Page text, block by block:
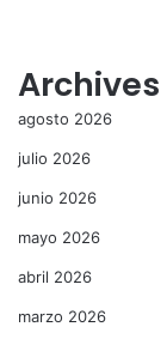
Archives
agosto 2026
julio 2026
junio 2026
mayo 2026
abril 2026
marzo 2026